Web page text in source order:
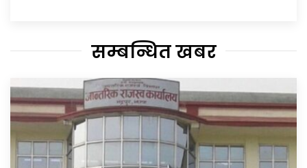
सम्बन्धित खबर